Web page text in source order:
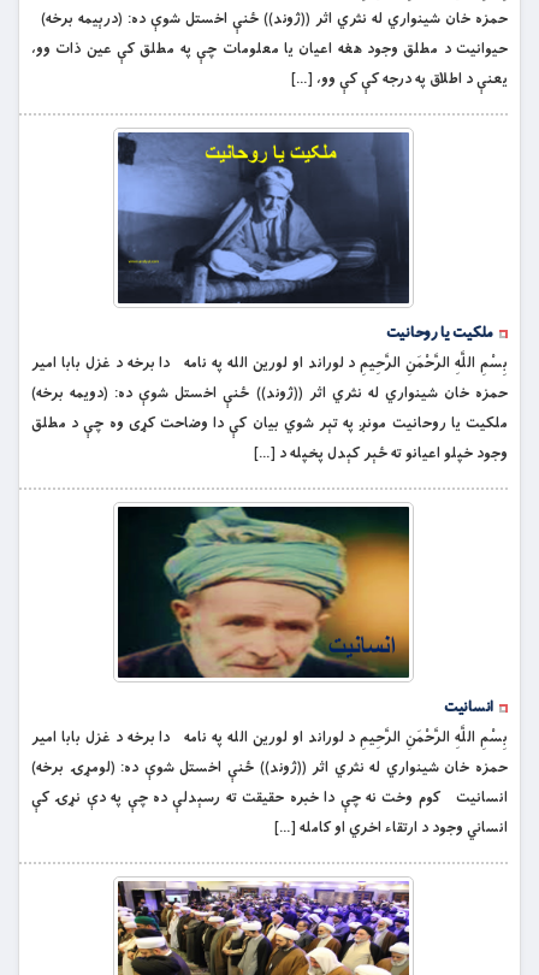
حمزه خان شینواري له نثري اثر ((ژوند)) ځنې اخستل شوې ده: (درېیمه برخه)
حیوانیت د مطلق وجود هغه اعیان یا معلومات چې په مطلق کې عین ذات وو،
یعنې د اطلاق په درجه کې کې وو، […]
ملکیت یا روحانیت
بِسْمِ اللَّهِ الرَّحْمَنِ الرَّحِيمِ د لوراند او لورین الله په نامه دا برخه د غزل بابا امیر
حمزه خان شینواري له نثري اثر ((ژوند)) ځنې اخستل شوې ده: (دویمه برخه)
ملکیت یا روحانیت مونږ په تېر شوي بیان کې دا وضاحت کړی وه چې د مطلق
وجود خپلو اعیانو ته ځېر کېدل پخپله د […]
انسانیت
بِسْمِ اللَّهِ الرَّحْمَنِ الرَّحِيمِ د لوراند او لورین الله په نامه دا برخه د غزل بابا امیر
حمزه خان شینواري له نثري اثر ((ژوند)) ځنې اخستل شوې ده: (لومړۍ برخه)
انسانیت کوم وخت نه چې دا خبره حقیقت ته رسېدلې ده چې په دې نړۍ کې
انساني وجود د ارتقاء اخري او کامله […]